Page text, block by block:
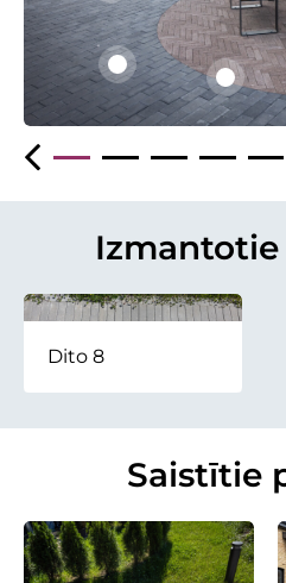
Dito 8
Saistītie